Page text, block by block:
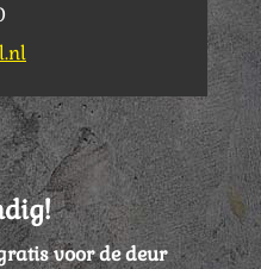
voor de deur